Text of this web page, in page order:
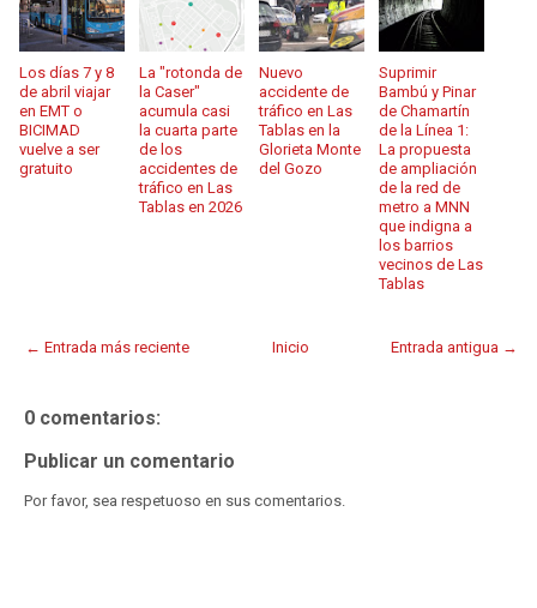
Los días 7 y 8
de abril viajar
en EMT o
BICIMAD
vuelve a ser
gratuito
La "rotonda de
la Caser"
acumula casi
la cuarta parte
de los
accidentes de
tráfico en Las
Tablas en 2026
Nuevo
accidente de
tráfico en Las
Tablas en la
Glorieta Monte
del Gozo
Suprimir
Bambú y Pinar
de Chamartín
de la Línea 1:
La propuesta
de ampliación
de la red de
metro a MNN
que indigna a
los barrios
vecinos de Las
Tablas
← Entrada más reciente Entrada antigua →
Inicio
0 comentarios:
Publicar un comentario
Por favor, sea respetuoso en sus comentarios.